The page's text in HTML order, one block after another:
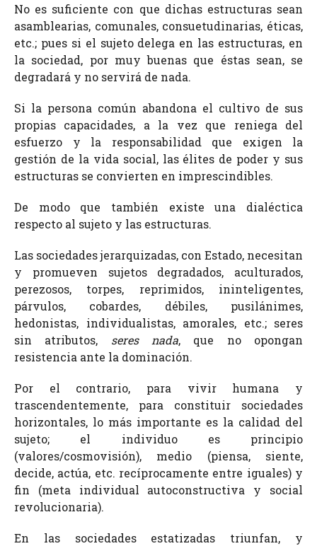
No es suficiente con que dichas estructuras sean
asamblearias, comunales, consuetudinarias, éticas,
etc.; pues si el sujeto delega en las estructuras, en
la sociedad, por muy buenas que éstas sean, se
degradará y no servirá de nada.
Si la persona común abandona el cultivo de sus
propias capacidades, a la vez que reniega del
esfuerzo y la responsabilidad que exigen la
gestión de la vida social, las élites de poder y sus
estructuras se convierten en imprescindibles.
De modo que también existe una dialéctica
respecto al sujeto y las estructuras.
Las sociedades jerarquizadas, con Estado, necesitan
y promueven sujetos degradados, aculturados,
perezosos, torpes, reprimidos, ininteligentes,
párvulos, cobardes, débiles, pusilánimes,
hedonistas, individualistas, amorales, etc.; seres
sin atributos, seres nada, que no opongan
resistencia ante la dominación.
Por el contrario, para vivir humana y
trascendentemente, para constituir sociedades
horizontales, lo más importante es la calidad del
sujeto; el individuo es principio
(valores/cosmovisión), medio (piensa, siente,
decide, actúa, etc. recíprocamente entre iguales) y
fin (meta individual autoconstructiva y social
revolucionaria).
En las sociedades estatizadas triunfan, y